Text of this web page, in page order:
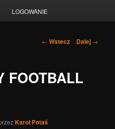
LOGOWANIE
Nawigacja
← Wstecz Dalej →
FOOTBALL
Karol Potaś